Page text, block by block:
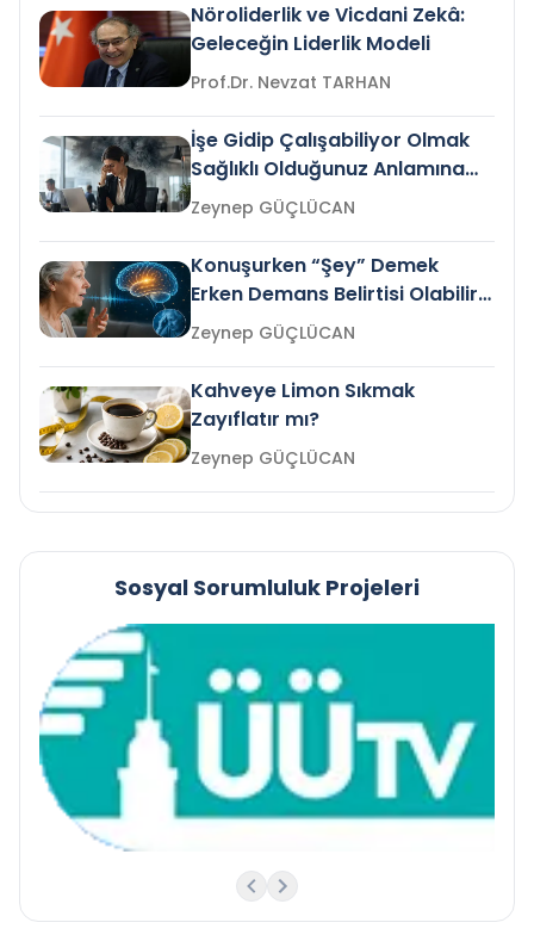
Nöroliderlik ve Vicdani Zekâ:
Geleceğin Liderlik Modeli
Prof.Dr. Nevzat TARHAN
İşe Gidip Çalışabiliyor Olmak
Sağlıklı Olduğunuz Anlamına
Gelir mi?Zeynep GÜÇLÜCAN
Konuşurken “Şey” Demek
Erken Demans Belirtisi Olabilir
mi?
Zeynep GÜÇLÜCAN
Kahveye Limon Sıkmak
Zayıflatır mı?
Zeynep GÜÇLÜCAN
Sosyal Sorumluluk Projeleri